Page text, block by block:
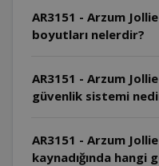
AR3151 - Arzum
boyutları nelerdir?
AR3151 - Arzum
güvenlik sistemi
AR3151 - Arzum
kaynadığında hangi